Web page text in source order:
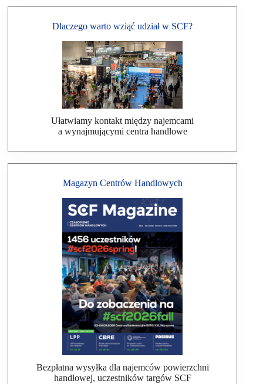
Dlaczego warto wziąć udział w SCF?
Ułatwiamy kontakt między najemcami
a wynajmującymi centra handlowe
Magazyn Centrów Handlowych
Bezpłatna wysyłka dla najemców powierzchni
handlowej, uczestników targów SCF